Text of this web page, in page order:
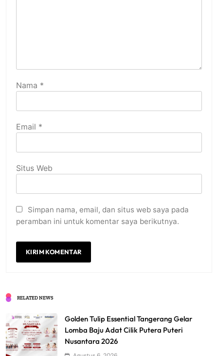
Nama *
Email *
Situs Web
Simpan nama, email, dan situs web saya pada
peramban ini untuk komentar saya berikutnya.
RELATED NEWS
Golden Tulip Essential Tangerang Gelar
Lomba Baju Adat Cilik Putera Puteri
Nusantara 2026